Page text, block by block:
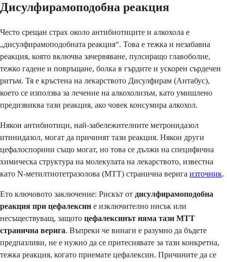
Дисулфирамоподобна реакция
Често срещан страх около антибиотиците и алкохола е
„дисулфирамоподобната реакция“. Това е тежка и незабавна
реакция, която включва зачервяване, пулсиращо главоболие,
тежко гадене и повръщане, болка в гърдите и ускорен сърдечен
ритъм. Тя е кръстена на лекарството Дисулфирам (Антабус),
което се използва за лечение на алкохолизъм, като умишлено
предизвиква тази реакция, ако човек консумира алкохол.
Някои антибиотици, най-забележителните метронидазол
итинидазол, могат да причинят тази реакция. Някои други
цефалоспорини също могат, но това се дължи на специфична
химическа структура на молекулата на лекарството, известна
като N-метилтиотетразолова (MTT) странична верига източник.
Ето ключовото заключение: Рискът от дисулфирамоподобна
реакция при цефалексин е изключително нисък или
несъществуващ, защото цефалексинът няма тази MTT
странична верига. Въпреки че винаги е разумно да бъдете
предпазливи, не е нужно да се притеснявате за тази конкретна,
тежка реакция, когато приемате цефалексин. Причините да се